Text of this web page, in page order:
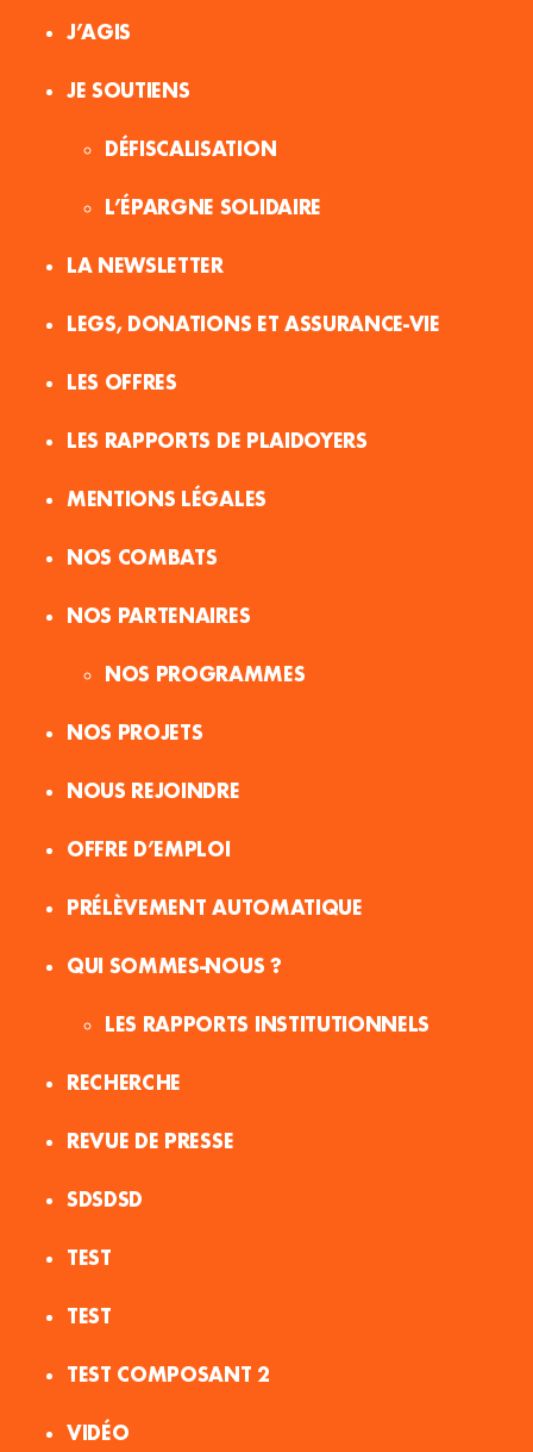
J’AGIS
JE SOUTIENS
DÉFISCALISATION
L’ÉPARGNE SOLIDAIRE
LA NEWSLETTER
LEGS, DONATIONS ET ASSURANCE-VIE
LES OFFRES
LES RAPPORTS DE PLAIDOYERS
MENTIONS LÉGALES
NOS COMBATS
NOS PARTENAIRES
NOS PROGRAMMES
NOS PROJETS
NOUS REJOINDRE
OFFRE D’EMPLOI
PRÉLÈVEMENT AUTOMATIQUE
QUI SOMMES-NOUS ?
LES RAPPORTS INSTITUTIONNELS
RECHERCHE
REVUE DE PRESSE
SDSDSD
TEST
TEST
TEST COMPOSANT 2
VIDÉO